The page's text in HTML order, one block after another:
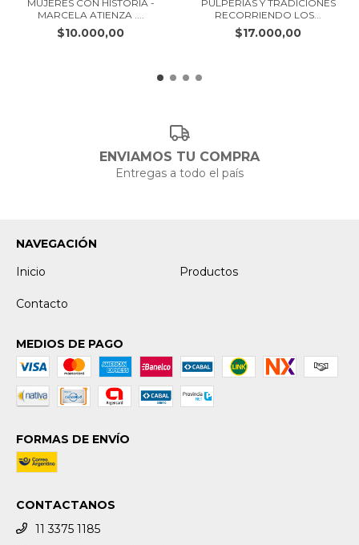
MARTA
MUJERES CON HISTORIA -
MARCELA ATIENZA ....
$10.000,00
PULPERÍAS Y TRADICIONES
RECORRIENDO LOS...
$17.000,00
ENVIAMOS TU COMPRA
Entregas a todo el país
NAVEGACIÓN
Inicio
Productos
Contacto
MEDIOS DE PAGO
FORMAS DE ENVÍO
CONTACTANOS
11 3375 1185